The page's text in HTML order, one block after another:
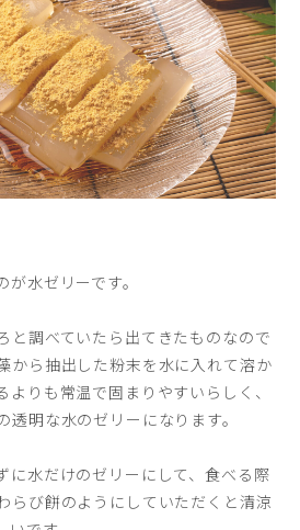
水ゼリーです。
と調べていたら出てきたものなので
から抽出した粉末を水に入れて溶か
よりも常温で固まりやすいらしく、
透明な水のゼリーになります。
に水だけのゼリーにして、食べる際
らび餅のようにしていただくと清涼